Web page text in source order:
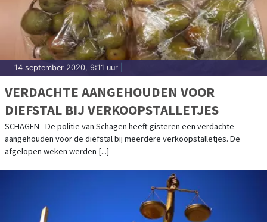
14 september 2020, 9:11 uur
VERDACHTE AANGEHOUDEN VOOR
DIEFSTAL BIJ VERKOOPSTALLETJES
SCHAGEN - De politie van Schagen heeft gisteren een verdachte
aangehouden voor de diefstal bij meerdere verkoopstalletjes. De
afgelopen weken werden [...]